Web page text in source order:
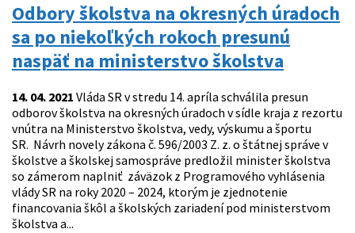
Odbory školstva na okresných úradoch
sa po niekoľkých rokoch presunú
naspäť na ministerstvo školstva
14. 04. 2021 Vláda SR v stredu 14. apríla schválila presun
odborov školstva na okresných úradoch v sídle kraja z rezortu
vnútra na Ministerstvo školstva, vedy, výskumu a športu
SR. Návrh novely zákona č. 596/2003 Z. z. o štátnej správe v
školstve a školskej samospráve predložil minister školstva
so zámerom naplniť záväzok z Programového vyhlásenia
vlády SR na roky 2020 – 2024, ktorým je zjednotenie
financovania škôl a školských zariadení pod ministerstvom
školstva a...